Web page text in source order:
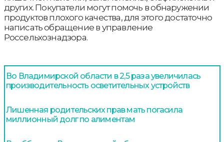
других. Покупатели могут помочь в обнаружении
продуктов плохого качества, для этого достаточно
написать обращение в управление
Россельхознадзора.
Во Владимирской области в 2,5 раза увеличилась
производительность осветительных устройств
Лишенная родительских прав мать погасила
миллионный долг по алиментам